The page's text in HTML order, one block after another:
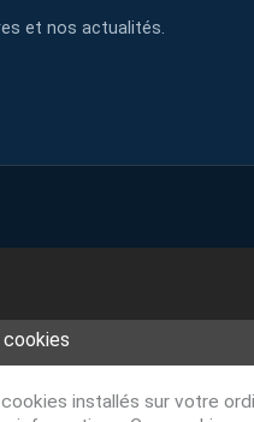
et nos actualités.
installés sur votre